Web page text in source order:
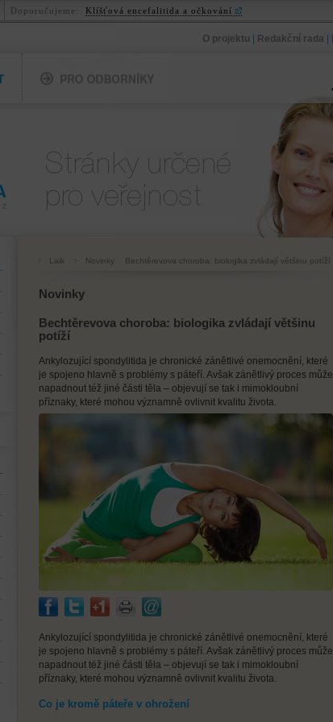
O projektu Redakční rada
Pro veřejnost
Laik Novinky Bechtěrevova choroba: biologika zvládají většinu potíží
Novinky
Bechtěrevova choroba: biologika zvládají většinu
potíží
Ankylozující spondylitida je chronické zánětlivé onemocnění, které
je spojeno hlavně s problémy s páteří. Avšak zánětlivý proces může
napadnout též jiné části těla – objevují se tak i mimokloubní
příznaky, které mohou významně ovlivnit kvalitu života.
Ankylozující spondylitida je chronické zánětlivé onemocnění, které
je spojeno hlavně s problémy s páteří. Avšak zánětlivý proces může
napadnout též jiné části těla – objevují se tak i mimokloubní
příznaky, které mohou významně ovlivnit kvalitu života.
Co je kromě páteře v ohrožení
Doporučujeme: Klíšťová encefalitida a očkování